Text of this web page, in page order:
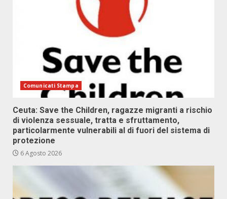
Comunicati Stampa
Ceuta: Save the Children, ragazze migranti a rischio
di violenza sessuale, tratta e sfruttamento,
particolarmente vulnerabili al di fuori del sistema di
protezione
6 Agosto 2026